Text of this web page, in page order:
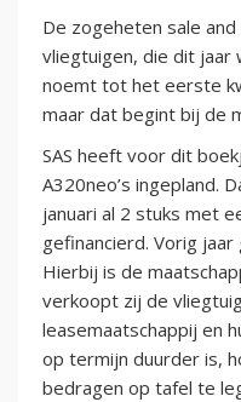
De zogeheten sale
vliegtuigen, die dit jaar
noemt tot het eerste
maar dat begint bij de
SAS heeft voor dit
A320neo’s ingepland.
januari al 2 stuks met
gefinancierd. Vorig jaar
Hierbij is de
verkoopt zij de
leasemaatschappij en
op termijn duurder is,
bedragen op tafel te